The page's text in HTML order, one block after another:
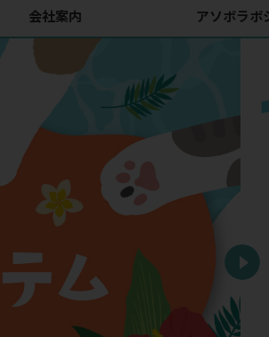
会社案内 アソボラボ